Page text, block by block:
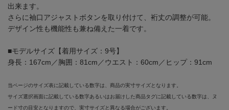
出来ます。
さらに袖口アジャストボタンを取り付けて、裄丈の調整が可能。
デザイン性も機能性も兼ね備えた一着です。
■モデルサイズ【着用サイズ：9号】
身長：167cm／胸囲：81cm／ウエスト：60cm／ヒップ：91cm
当ページのサイズ表に記載している数字は、商品の実寸サイズとなります。
サイズ選択画面に記載している数字あるいはお届けした商品タグに記載している数字は、ヌ
ード寸の目安となりますので、実寸サイズと異なる場合がございます。